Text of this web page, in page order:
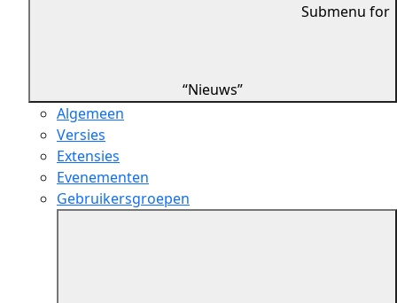
Submenu for
“Nieuws”
Algemeen
Versies
Extensies
Evenementen
Gebruikersgroepen